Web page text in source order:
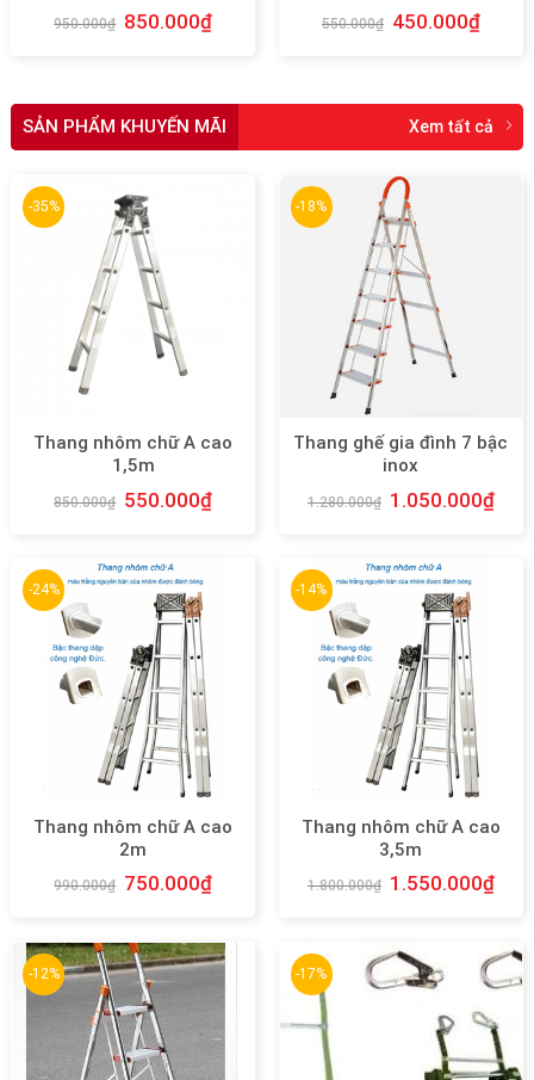
950.000₫ 850.000₫ 550.000₫ 450.000₫
SẢN PHẨM KHUYẾN MÃI Xem tất cả
-35%
Thang nhôm chữ A cao
1,5m
850.000₫ 550.000₫
-18%
Thang ghế gia đình 7 bậc
inox
1.280.000₫ 1.050.000₫
-24%
Thang nhôm chữ A cao
2m
990.000₫ 750.000₫
-14%
Thang nhôm chữ A cao
3,5m
1.800.000₫ 1.550.000₫
-12% -17%